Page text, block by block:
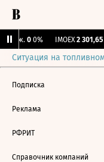
Бирж. 0 0% IMOEX 2 301,65
Ситуация на
Подписка
Реклама
РФРИТ
Справочник компаний